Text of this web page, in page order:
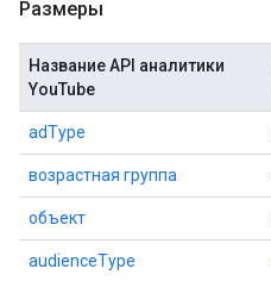
Размеры
Название API аналитики
YouTube
adType
возрастная группа
объект
audienceType